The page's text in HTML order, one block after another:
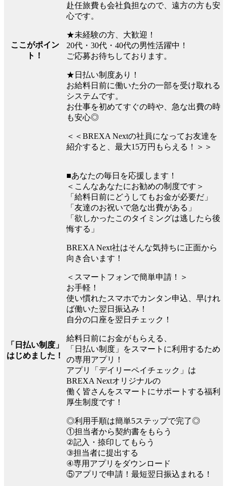
ここがポイン
ト！
赴任旅費も会社負担なので、遠方の方も安
心です。
★未経験の方、大歓迎！
20代・30代・40代の男性活躍中！
ご応募お待ちしております。
★日払い制度あり！
お給料日前に働いた分の一部を受け取れる
システムです。
お仕事を初めてすぐの時や、急な出費の時
も安心◎
＜＜BREXA Nextの社員になってお友達を
紹介すると、最大15万円もらえる！＞＞
「日払い制度」
はじめました！
■あなたの毎日を応援します！
＜こんなあなたにお勧めの制度です＞
「給料日前にどうしてもお金が必要だ」
「友達のお祝いで急な出費がある」
「欲しかったこのタイミングは逃したら後
悔する」
BREXA Next社はそんな気持ちに正面から
向き合います！
＜スマートフォンで簡単申請！＞
お手軽！
使い慣れたスマホでカンタン申込、早けれ
ば働いた翌日振込み！
自分の口座を翌日チェック！
給料日前にお金がもらえる、
「日払い制度」をスマートに利用するため
の専用アプリ！
アプリ「デイリーペイチェック」は
BREXA Nextオリジナルの
働く皆さんをスマートにサポートする福利
厚生制度です！
◎利用手順は簡単5ステップで完了◎
①担当者から契約書をもらう
②記入・捺印してもらう
③担当者に提出する
④専用アプリをダウンロード
⑤アプリで申請！最短翌日振込まれる！